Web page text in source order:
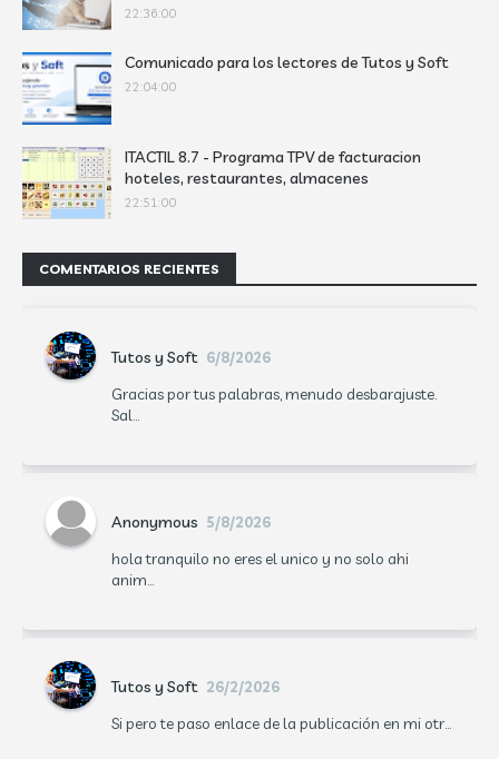
22:36:00
Comunicado para los lectores de Tutos y Soft
22:04:00
ITACTIL 8.7 - Programa TPV de facturacion
hoteles, restaurantes, almacenes
22:51:00
COMENTARIOS RECIENTES
Tutos y Soft 6/8/2026
Gracias por tus palabras, menudo desbarajuste.
Sal...
Anonymous 5/8/2026
hola tranquilo no eres el unico y no solo ahi
anim...
Tutos y Soft 26/2/2026
Si pero te paso enlace de la publicación en mi otr...